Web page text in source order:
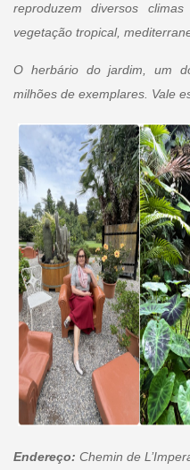
reproduzem diversos
vegetação tropical,
O herbário do jardim, um
milhões de exemplares. Vale
Endereço: Chemin de